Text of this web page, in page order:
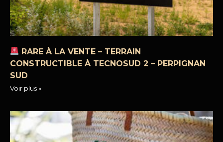
RARE À LA VENTE – TERRAIN
CONSTRUCTIBLE À TECNOSUD 2 – PERPIGNAN
SUD
Voir plus »